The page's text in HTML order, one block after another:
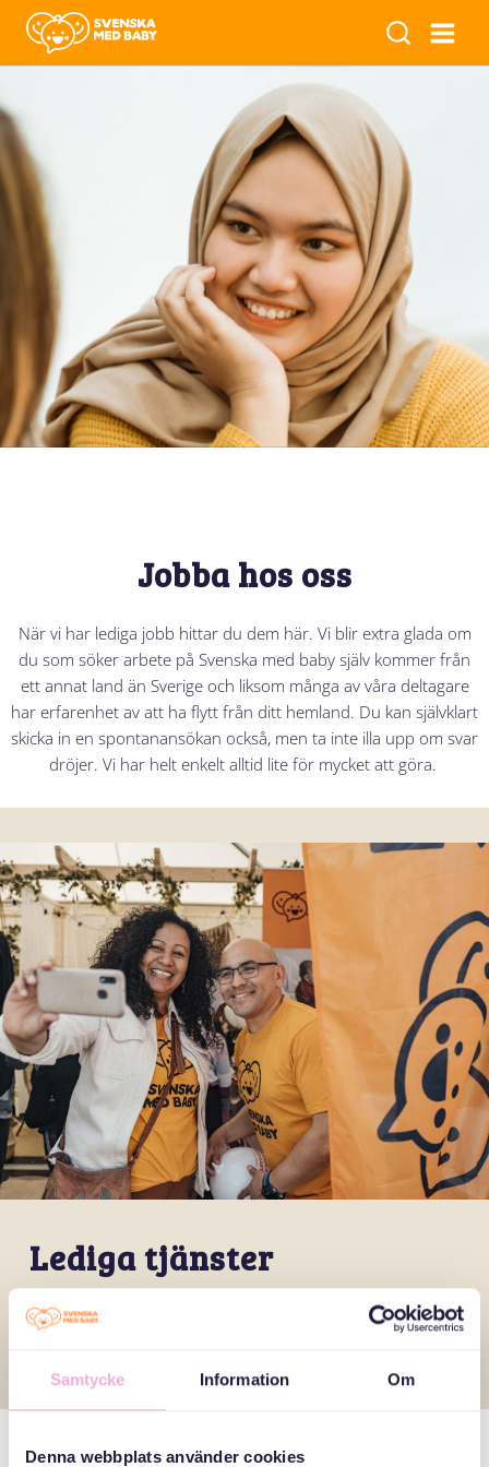
Samtycke Information Om
Denna webbplats använder cookies
Jobba hos oss
När vi har lediga jobb hittar du dem här. Vi blir extra glada om
du som söker arbete på Svenska med baby själv kommer från
ett annat land än Sverige och liksom många av våra deltagare
har erfarenhet av att ha flytt från ditt hemland. Du kan självklart
skicka in en spontanansökan också, men ta inte illa upp om svar
dröjer. Vi har helt enkelt alltid lite för mycket att göra.
Lediga tjänster
Vi söker nu 2 pappa-ambassadörer till vår
pappaverksamhet i Vårberg/Skärholmen. Uppdraget är